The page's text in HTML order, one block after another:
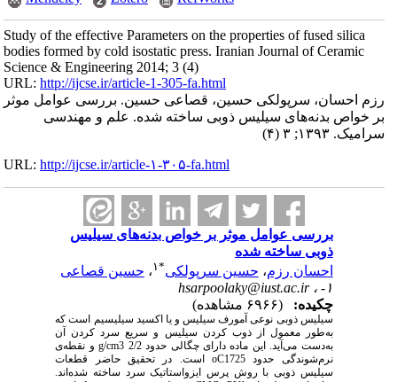
Study of the effective Parameters on the properties of fused silica
bodies formed by cold isostatic press. Iranian Journal of Ceramic
Science & Engineering 2014; 3 (4)
URL:http://ijcse.ir/article-1-305-fa.html
رزم احسان، سرپولکی حسین، قصاعی حسین. بررسی عوامل موثر
بر خواص بدنه‌های سیلیس ذوبی ساخته شده. علم و مهندسی
سرامیک. ۱۳۹۳; ۳ (۴)
URL:http://ijcse.ir/article-۱-۳۰۵-fa.html
بررسی عوامل موثر بر خواص بدنه‌های سیلیس
ذوبی ساخته شده
احسان رزم ،حسین سرپولکی ۱،حسین قصاعی
hsarpoolaky@iust.ac.ir
چکیده:
سیلیس ذوبی نوعی آمورف سیلیس و یا اکسید سیلیسیم است که
به‌طور معمول از ذوب کردن سیلیس و سریع سرد کردن آن
به‌دست می‌آید. این ماده دارای چگالی حدود g/cm3 2/2 و نقطه‌ی
نرم‌شوندگی حدود oC1725 است. در تحقیق حاضر قطعات
سیلیس ذوبی با روش پرس ایزواستاتیک سرد ساخته شده‌اند.